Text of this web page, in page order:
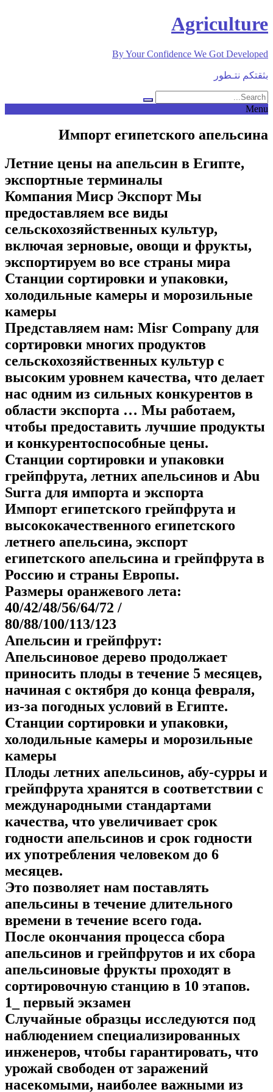
to
Agriculture
By Your Confidence We Got Developed
بثقتكم نتـطور
Menu
Импорт египетского апельсина
Летние цены на апельсин в Египте,
экспортные терминалы
Компания Миср Экспорт Мы
предоставляем все виды
сельскохозяйственных культур,
включая зерновые, овощи и фрукты,
экспортируем во все страны мира
Станции сортировки и упаковки,
холодильные камеры и морозильные
камеры
Представляем нам: Misr Company для
сортировки многих продуктов
сельскохозяйственных культур с
высоким уровнем качества, что делает
нас одним из сильных конкурентов в
области экспорта … Мы работаем,
чтобы предоставить лучшие продукты
и конкурентоспособные цены.
Станции сортировки и упаковки
грейпфрута, летних апельсинов и Abu
Surra для импорта и экспорта
Импорт египетского грейпфрута и
высококачественного египетского
летнего апельсина, экспорт
египетского апельсина и грейпфрута в
Россию и страны Европы.
Размеры оранжевого лета:
40/42/48/56/64/72 /
80/88/100/113/123
Апельсин и грейпфрут:
Апельсиновое дерево продолжает
приносить плоды в течение 5 месяцев,
начиная с октября до конца февраля,
из-за погодных условий в Египте.
Станции сортировки и упаковки,
холодильные камеры и морозильные
камеры
Плоды летних апельсинов, абу-сурры и
грейпфрута хранятся в соответствии с
международными стандартами
качества, что увеличивает срок
годности апельсинов и срок годности
их употребления человеком до 6
месяцев.
Это позволяет нам поставлять
апельсины в течение длительного
времени в течение всего года.
После окончания процесса сбора
апельсинов и грейпфрутов и их сбора
апельсиновые фрукты проходят в
сортировочную станцию ​​в 10 этапов.
1_ первый экзамен
Случайные образцы исследуются под
наблюдением специализированных
инженеров, чтобы гарантировать, что
урожай свободен от заражений
насекомыми, наиболее важными из